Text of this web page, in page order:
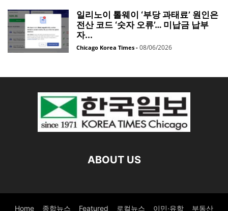
일리노이 톨웨이 ‘부당 과태료’ 원인은
전산 코드 ‘숫자 오류’… 미납금 납부
자...
Chicago Korea Times - 08/06/2026
ABOUT US
Home 종합뉴스 Featured 로컬뉴스 이민·유학 부동산